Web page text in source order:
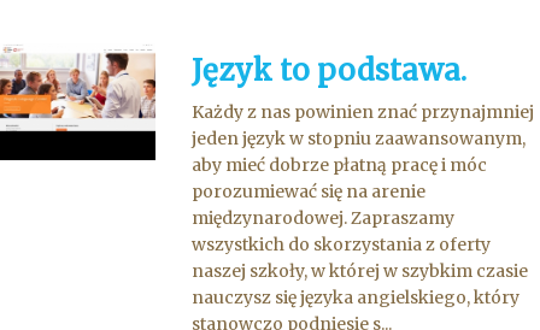
Język to podstawa.
Każdy z nas powinien znać przynajmniej
jeden język w stopniu zaawansowanym,
aby mieć dobrze płatną pracę i móc
porozumiewać się na arenie
międzynarodowej. Zapraszamy
wszystkich do skorzystania z oferty
naszej szkoły, w której w szybkim czasie
nauczysz się języka angielskiego, który
stanowczo podniesie s...